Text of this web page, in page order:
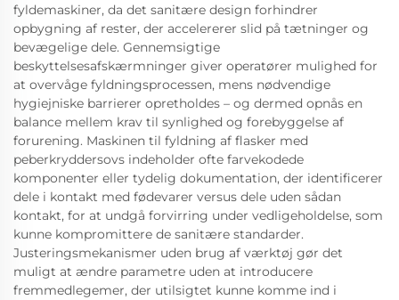
fyldemaskiner, da det sanitære design forhindrer
opbygning af rester, der accelererer slid på tætninger og
bevægelige dele. Gennemsigtige
beskyttelsesafskærmninger giver operatører mulighed for
at overvåge fyldningsprocessen, mens nødvendige
hygiejniske barrierer opretholdes – og dermed opnås en
balance mellem krav til synlighed og forebyggelse af
forurening. Maskinen til fyldning af flasker med
peberkryddersovs indeholder ofte farvekodede
komponenter eller tydelig dokumentation, der identificerer
dele i kontakt med fødevarer versus dele uden sådan
kontakt, for at undgå forvirring under vedligeholdelse, som
kunne kompromittere de sanitære standarder.
Justeringsmekanismer uden brug af værktøj gør det
muligt at ændre parametre uden at introducere
fremmedlegemer, der utilsigtet kunne komme ind i